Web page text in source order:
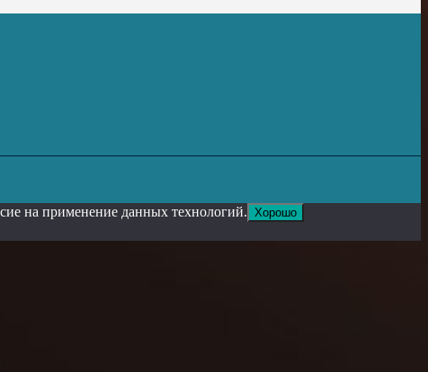
на применение данных технологий. Хорошо